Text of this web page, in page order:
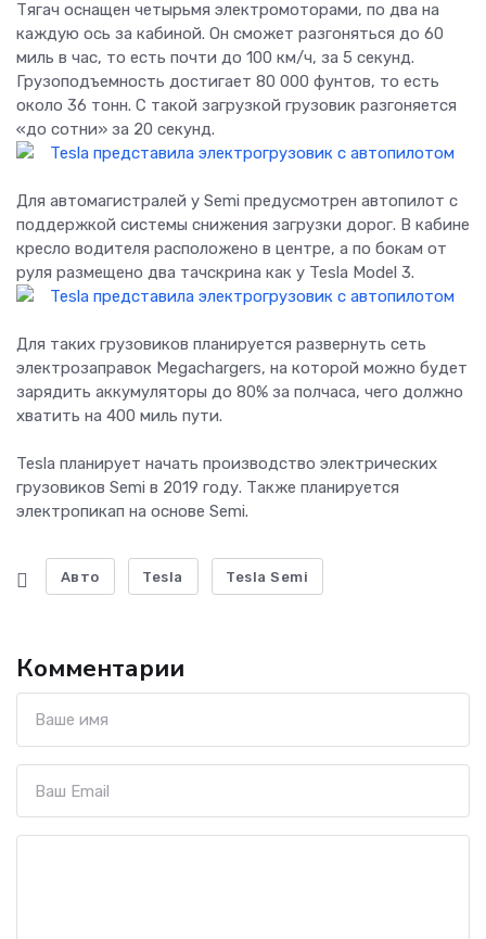
Тягач оснащен четырьмя электромоторами, по два на
каждую ось за кабиной. Он сможет разгоняться до 60
миль в час, то есть почти до 100 км/ч, за 5 секунд.
Грузоподъемность достигает 80 000 фунтов, то есть
около 36 тонн. С такой загрузкой грузовик разгоняется
«до сотни» за 20 секунд.
Для автомагистралей у Semi предусмотрен автопилот с
поддержкой системы снижения загрузки дорог. В кабине
кресло водителя расположено в центре, а по бокам от
руля размещено два тачскрина как у Tesla Model 3.
Для таких грузовиков планируется развернуть сеть
электрозаправок Megachargers, на которой можно будет
зарядить аккумуляторы до 80% за полчаса, чего должно
хватить на 400 миль пути.
Tesla планирует начать производство электрических
грузовиков Semi в 2019 году. Также планируется
электропикап на основе Semi.
Авто Tesla Tesla Semi
Комментарии